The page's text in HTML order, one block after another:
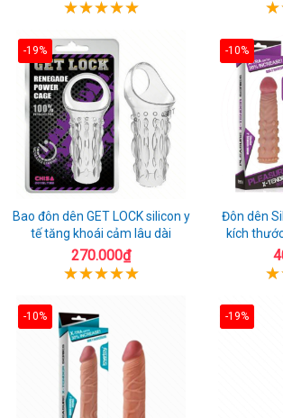
-19%
Bao đôn dên GET LOCK silicon y
tế tăng khoái cảm lâu dài
270.000₫
-10%
Đôn dên
kích
-10% -19%